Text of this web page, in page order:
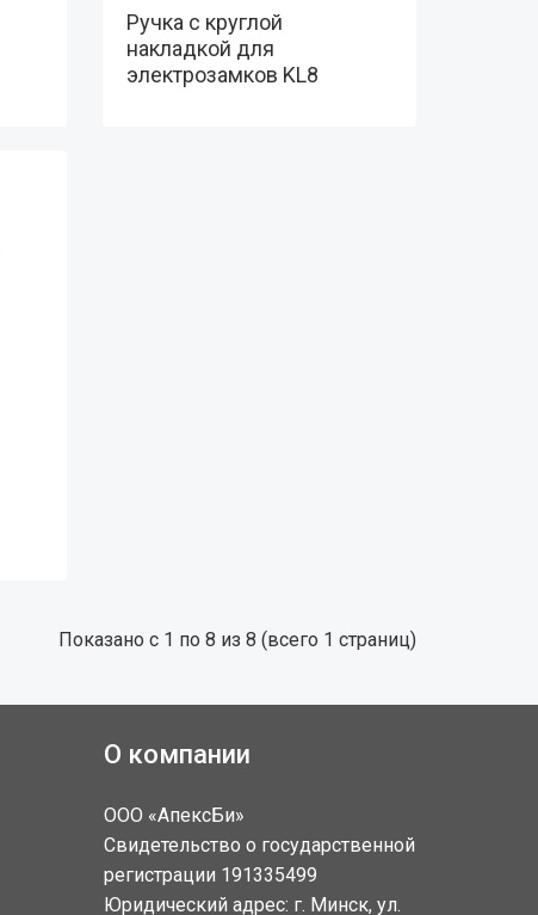
Ручка с круглой
накладкой для
электрозамков KL8
Показано с 1 по 8 из 8 (всего 1 страниц)
О компании
ООО «АпексБи»
Свидетельство о государственной
регистрации 191335499
Юридический адрес: г. Минск, ул.